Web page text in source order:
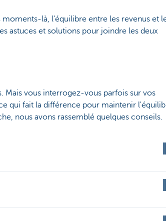
là, l'équilibre entre les revenus et
astuces et solutions pour joindre les deux
Mais vous interrogez-vous parfois sur vos
qui fait la différence pour maintenir
nous avons rassemblé quelques conseils.